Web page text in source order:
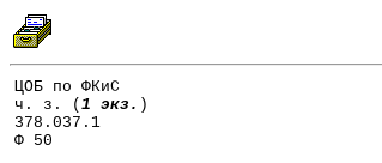
ЦОБ по ФКиС
ч. з. ( 1 экз. )
378.037.1
Ф 50